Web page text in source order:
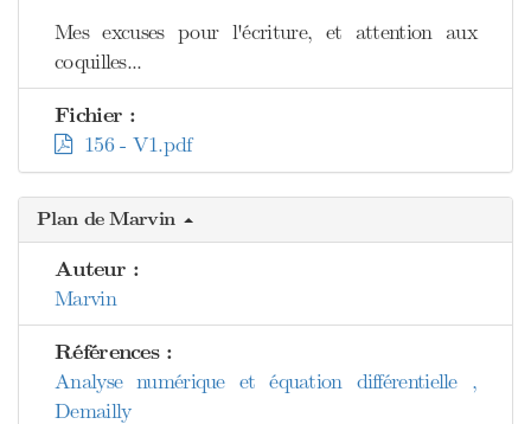
Mes excuses pour l'écriture, et attention aux
coquilles...
Fichier :
156 - V1.pdf
Plan de Marvin
Auteur :
Marvin
Références :
Analyse numérique et équation différentielle ,
Demailly